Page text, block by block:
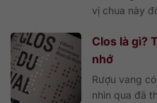
vị chua này
Clos là gì?
nhớ
Rượu vang
nhìn qua đã